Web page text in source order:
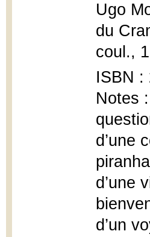
Ugo
du
coul.,
ISBN :
Notes
d’une
d’une
d’un